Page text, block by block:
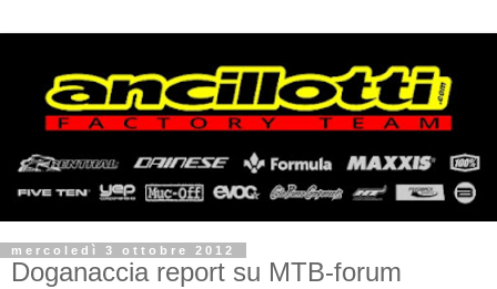
mercoledì 3 ottobre 2012
Doganaccia report su MTB-forum